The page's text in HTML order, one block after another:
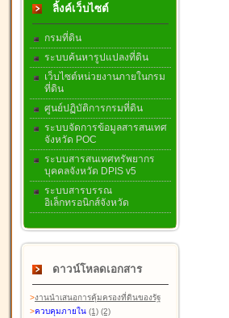
ลิ้งค์เว็บไซต์
กรมที่ดิน
ระบบค้นหารูปแปลงที่ดิน
เว็บไซต์หน่วยงานภายในกรม
ที่ดิน
ศูนย์ปฏิบัติการกรมที่ดิน
ระบบจัดการข้อมูลสารสนเทศ
จังหวัด POC
ระบบสารสนเทศทรัพยากร
บุคคลจังหวัด DPIS v5
ระบบสารบรรณ
อิเล็กทรอนิกส์จังหวัด
ดาวน์โหลดเอกสาร
>งานนำเสนอการคุ้มครองที่ดินของรัฐ
>ควบคุมภายใน (1) (2)